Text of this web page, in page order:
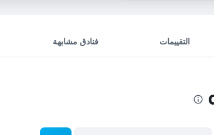
التقييمات فنادق مشابهة